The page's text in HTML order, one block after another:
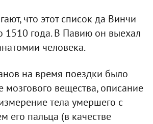
что этот список да Винчи
1510 года. В Павию он выехал
человека.
на время поездки было
мозгового вещества, описание
тела умершего с
его пальца (в качестве